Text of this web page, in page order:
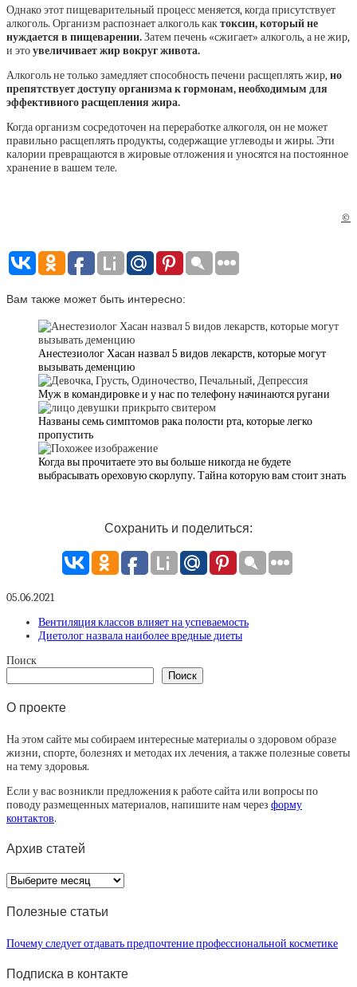
Однако этот пищеварительный процесс меняется, когда присутствует
алкоголь. Организм распознает алкоголь кактоксин, который не
нуждается в пищеварении.Затем печень «сжигает» алкоголь, а не жир,
и этоувеличивает жир вокруг живота.
Алкоголь не только замедляет способность печени расщеплять жир,но
препятствует доступу организма к гормонам, необходимым для
эффективного расщепления жира.
Когда организм сосредоточен на переработке алкоголя, он не может
правильно расщеплять продукты, содержащие углеводы и жиры. Эти
калории превращаются в жировые отложения и уносятся на постоянное
хранение в вашем теле.
©
Вам также может быть интересно:
Анестезиолог Хасан назвал 5 видов лекарств, которые могут
вызывать деменцию
Муж в командировке и у нас по телефону начинаются ругани
Названы семь симптомов рака полости рта, которые легко
пропустить
Когда вы прочитаете это вы больше никогда не будете
выбрасывать ореховую скорлупу. Тайна которую вам стоит знать
Сохранить и поделиться:
05.06.2021
Вентиляция классов влияет на успеваемость
Диетолог назвала наиболее вредные диеты
Поиск
Поиск
О проекте
На этом сайте мы собираем интересные материалы о здоровом образе
жизни, спорте, болезнях и методах их лечения, а также полезные советы
на тему здоровья.
Если у вас возникли предложения к работе сайта или вопросы по
поводу размещенных материалов, напишите нам через форму
контактов.
Архив статей
Архив
статей
Полезные статьи
Почему следует отдавать предпочтение профессиональной косметике
Подписка в контакте